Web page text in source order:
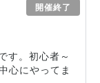
開催終了
す。初心者～
心にやってま